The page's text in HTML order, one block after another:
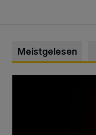
Meistgelesen